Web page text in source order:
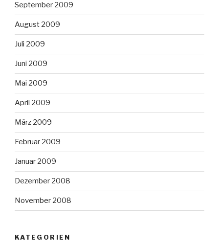
September 2009
August 2009
Juli 2009
Juni 2009
Mai 2009
April 2009
März 2009
Februar 2009
Januar 2009
Dezember 2008
November 2008
KATEGORIEN